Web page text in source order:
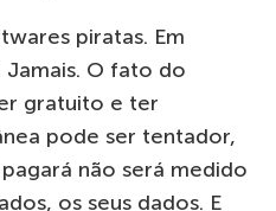
piratas. Em
Jamais. O fato do
gratuito e ter
pode ser tentador,
não será medido
os seus dados. E